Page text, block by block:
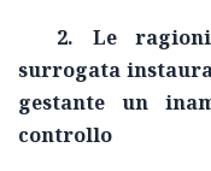
2. Le
surrogata
gestante un
controllo